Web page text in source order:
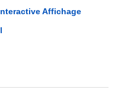
Affichage